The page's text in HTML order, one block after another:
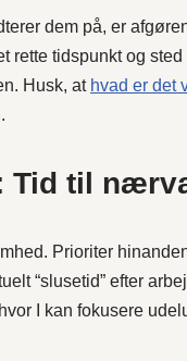
dem på, er
rette tidspunkt og
Husk, at hvad er det
Tid til
Prioriter
“slusetid” efter
I kan fokusere